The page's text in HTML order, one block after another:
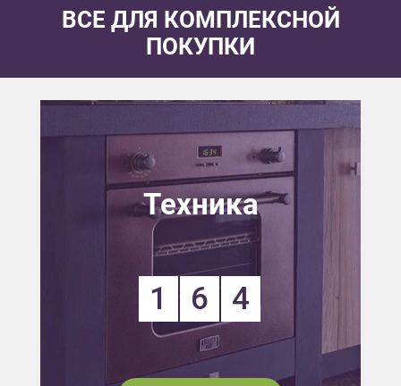
ВСЕ ДЛЯ КОМПЛЕКСНОЙ
ПОКУПКИ
Техника
1 6 4